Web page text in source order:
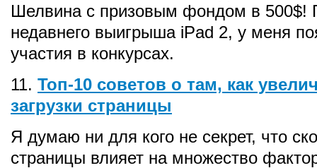
Шелвина с призовым фондом в 500$!
недавнего выигрыша iPad 2, у меня
участия в конкурсах.
11. Топ-10 советов о там, как
загрузки страницы
Я думаю ни для кого не секрет, что
страницы влияет на множество